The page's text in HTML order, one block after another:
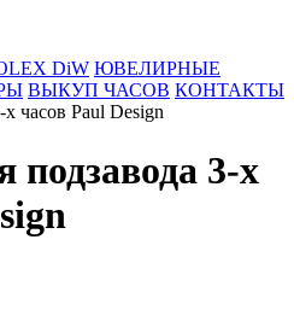
DiW ЮВЕЛИРНЫЕ
ВЫКУП ЧАСОВ КОНТАКТЫ
3-х